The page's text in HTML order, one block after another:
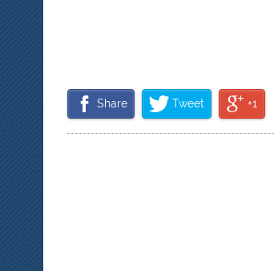
Share Tweet +1